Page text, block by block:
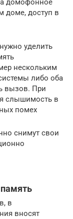
домофонное
доме, доступ в
уделить
нескольким
либо оба
вызов. При
слышимость в
помех
снимут свои
в
вносят